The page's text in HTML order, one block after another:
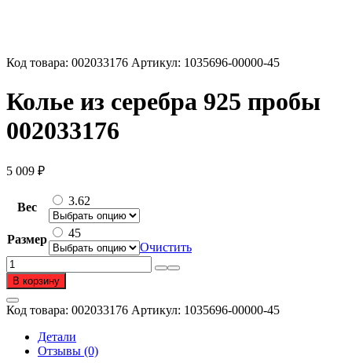
Код товара: 002033176 Артикул: 1035696-00000-45
Колье из серебра 925 пробы
002033176
5 009 ₽
Вес 3.62
Размер
45
Очистить
Количество
товара
Колье
из
серебра
пробы
В корзину
Код товара: 002033176 Артикул: 1035696-00000-45
Детали
Отзывы (0)